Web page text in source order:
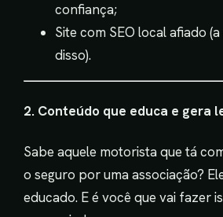
confiança;
Site com SEO local afiado
disso).
2. Conteúdo que educa e gera
Sabe aquele motorista que tá
o seguro por uma associação?
educado. E é você que vai fazer